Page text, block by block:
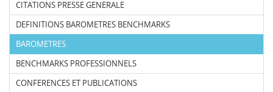
CITATIONS PRESSE GENERALE
DEFINITIONS BAROMETRES BENCHMARKS
BAROMETRES
BENCHMARKS PROFESSIONNELS
CONFERENCES ET PUBLICATIONS